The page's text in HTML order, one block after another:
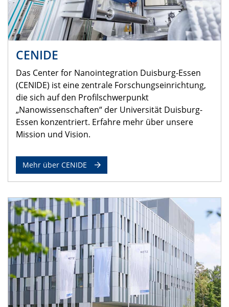
CENIDE
Das Center for Nanointegration Duisburg-Essen
(CENIDE) ist eine zentrale Forschungseinrichtung,
die sich auf den Profilschwerpunkt
„Nanowissenschaften“ der Universität Duisburg-
Essen konzentriert. Erfahre mehr über unsere
Mission und Vision.
Mehr über CENIDE